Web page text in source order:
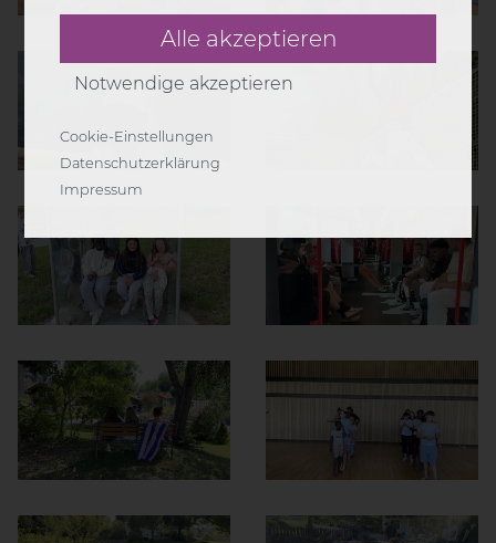
Alle akzeptieren
Notwendige akzeptieren
Notwendige
Analyse: Diese Cookies ermöglichen
die Analyse der Webseiten-Nutzung.
Marketing: Diese Cookies werden mit
Partnern (Drittanbieter) geteilt, um z.B.
personalisierte Werbung anzubieten.
Einstellungen speichern
Cookie-Einstellungen
Datenschutzerklärung
Impressum